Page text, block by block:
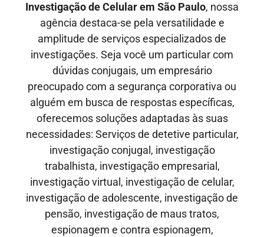
Investigação de Celular em São Paulo, nossa
agência destaca-se pela versatilidade e
amplitude de serviços especializados de
investigações. Seja você um particular com
dúvidas conjugais, um empresário
preocupado com a segurança corporativa ou
alguém em busca de respostas específicas,
oferecemos soluções adaptadas às suas
necessidades: Serviços de detetive particular,
investigação conjugal, investigação
trabalhista, investigação empresarial,
investigação virtual, investigação de celular,
investigação de adolescente, investigação de
pensão, investigação de maus tratos,
espionagem e contra espionagem,